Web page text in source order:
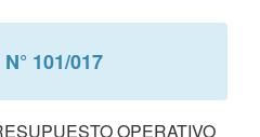
N° 101/017
OPERATIVO